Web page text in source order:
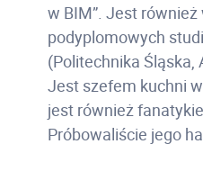
w BIM”. Jest również
podyplomowych
(Politechnika Śląska,
Jest szefem kuchni
jest również
Próbowaliście jego